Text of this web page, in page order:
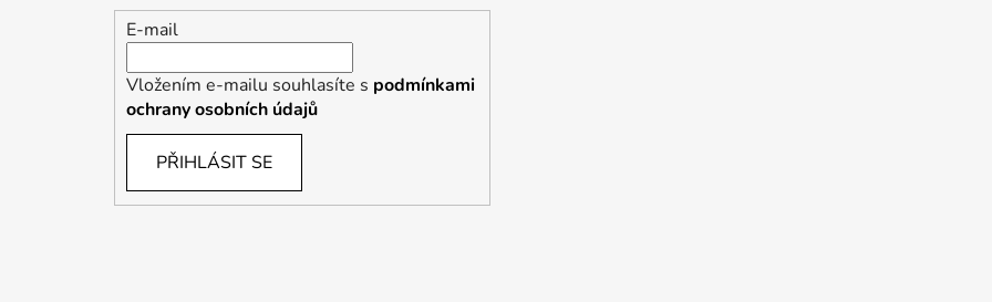
E-mail
Vložením e-mailu souhlasíte s podmínkami
ochrany osobních údajů
PŘIHLÁSIT SE